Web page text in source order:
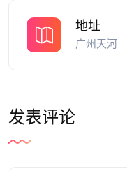
地址
广州天河
发表评论